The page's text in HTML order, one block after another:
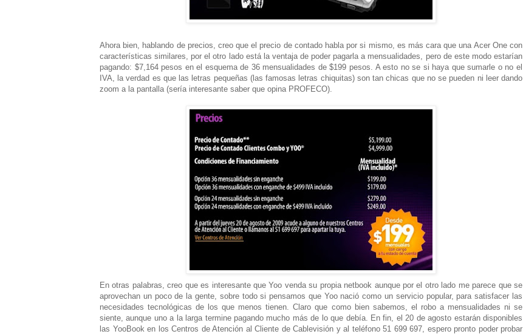
Ahora bien, hablando de precios, creo que el precio de contado habla por si mismo, es más cara que una Acer One con
características similares, por el otro lado está la ventaja de poder pagarla a mensualidades, pero de este modo estarían
pagando: $7,164 pesos en el esquema de 36 mensualidades de $199 pesos. A esto no se si haya que sumarle o no el
IVA, la verdad es que las letras pequeñas (las famosas letras chiquitas) son tan chicas que no se pueden ni leer dando
zoom a la pantalla (sería interesante saber que opina PROFECO).
En otras palabras, creo que es interesante que Yoo venda su propia netbook aunque por el otro lado me parece que se
aprovechan un poco de la gente, sobre todo si pensamos que Yoo nació como un servicio popular, para satisfacer las
necesidades tecnológicas de los que menos tienen. Claro que como bien sabemos, el robo a mensualidades ni se
siente, aunque uno a la larga termine pagando mucho más de lo que debía. En fin, el 20 de agosto estarán disponibles
las YooBook en los Centros de Atención al Cliente de Cablevisión y al teléfono 51 699 697, espero pronto poder probar